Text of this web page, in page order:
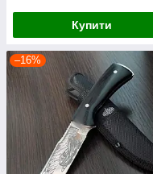
Купити
–16%